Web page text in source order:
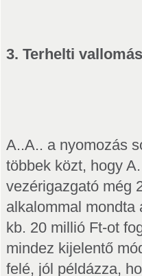
3. Terhelti
A..A.. a nyomozás
többek közt, hogy
vezérigazgató még
alkalommal mondta
kb. 20 millió Ft-ot
mindez kijelentő
felé, jól példázza,